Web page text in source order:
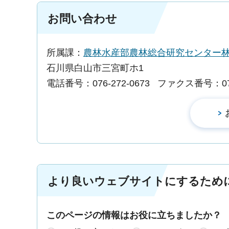
お問い合わせ
所属課： 農林水産部農林総合研究センター
石川県白山市三宮町ホ1
電話番号：076-272-0673
ファクス番号：
より良いウェブサイトにするた
このページの情報はお役に立ちましたか？